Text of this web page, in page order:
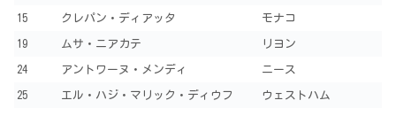
15 クレパン・ディアッタ モナコ
19 ムサ・ニアカテ リヨン
24 アントワーヌ・メンディ ニース
25 エル・ハジ・マリック・ディウフ ウェストハム